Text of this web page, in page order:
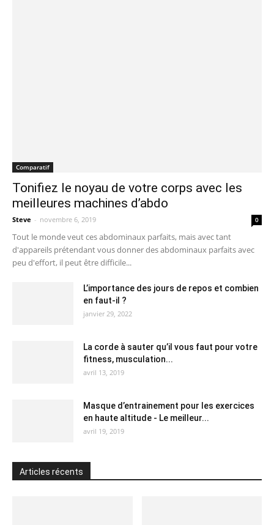
Comparatif
Tonifiez le noyau de votre corps avec les
meilleures machines d’abdo
Steve - novembre 6, 2019 0
Tout le monde veut ces abdominaux parfaits, mais avec tant
d'appareils prétendant vous donner des abdominaux parfaits avec
peu d'effort, il peut être difficile...
L’importance des jours de repos et combien
en faut-il ?
janvier 29, 2022
La corde à sauter qu’il vous faut pour votre
fitness, musculation...
avril 13, 2019
Masque d’entrainement pour les exercices
en haute altitude - Le meilleur...
avril 19, 2019
Articles récents